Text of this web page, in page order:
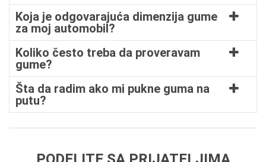
Koja je odgovarajuća dimenzija gume
za moj automobil?
Koliko često treba da proveravam
gume?
Šta da radim ako mi pukne guma na
putu?